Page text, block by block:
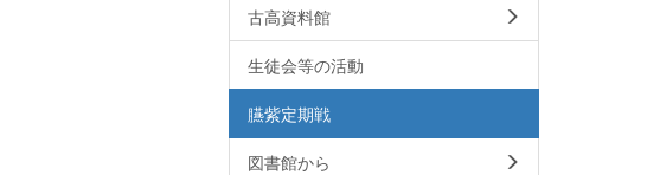
古高資料館
生徒会等の活動
臙紫定期戦
図書館から